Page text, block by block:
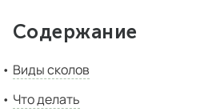
скалываться передние зубы и
осложнения, возникающие без
профилактики травмирования
Содержание
Виды сколов
Что делать